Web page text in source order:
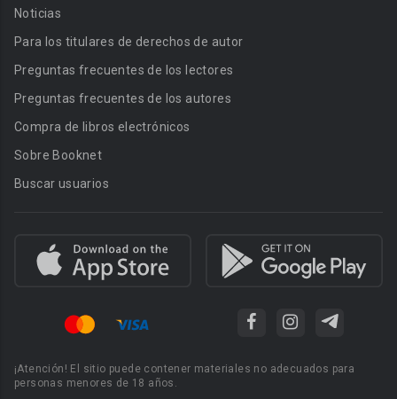
Noticias
Para los titulares de derechos de autor
Preguntas frecuentes de los lectores
Preguntas frecuentes de los autores
Compra de libros electrónicos
Sobre Booknet
Buscar usuarios
¡Atención! El sitio puede contener materiales no adecuados para
personas menores de 18 años.